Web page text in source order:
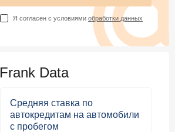
Я согласен с условиями обработки данных
Frank Data
Средняя ставка по
автокредитам на автомобили
с пробегом